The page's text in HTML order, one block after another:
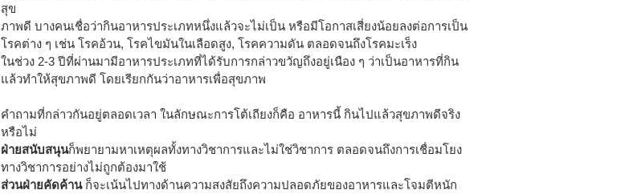
สุข
ภาพดี บางคนเชื่อว่ากินอาหารประเภทหนึ่งแล้วจะไม่เป็น หรือมีโอกาสเสี่ยงน้อยลงต่อการเป็น
โรคต่าง ๆ เช่น โรคอ้วน, โรคไขมันในเลือดสูง, โรคความดัน ตลอดจนถึงโรคมะเร็ง
ในช่วง 2-3 ปีที่ผ่านมามีอาหารประเภทที่ได้รับการกล่าวขวัญถึงอยู่เนือง ๆ ว่าเป็นอาหารที่กิน
แล้วทำให้สุขภาพดี โดยเรียกกันว่าอาหารเพื่อสุขภาพ
คำถามที่กล่าวกันอยู่ตลอดเวลา ในลักษณะการโต้เถียงก็คือ อาหารนี้ กินไปแล้วสุขภาพดีจริง
หรือไม่
ฝ่ายสนับสนุนก็พยายามหาเหตุผลทั้งทางวิชาการและไม่ใช่วิชาการ ตลอดจนถึงการเชื่อมโยง
ทางวิชาการอย่างไม่ถูกต้องมาใช้
ส่วนฝ่ายคัดค้าน ก็จะเน้นไปทางด้านความสงสัยถึงความปลอดภัยของอาหารและโจมตีหนัก